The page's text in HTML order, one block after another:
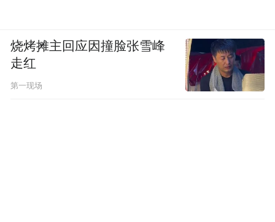
烧烤摊主回应因撞脸张雪峰
走红
第一现场